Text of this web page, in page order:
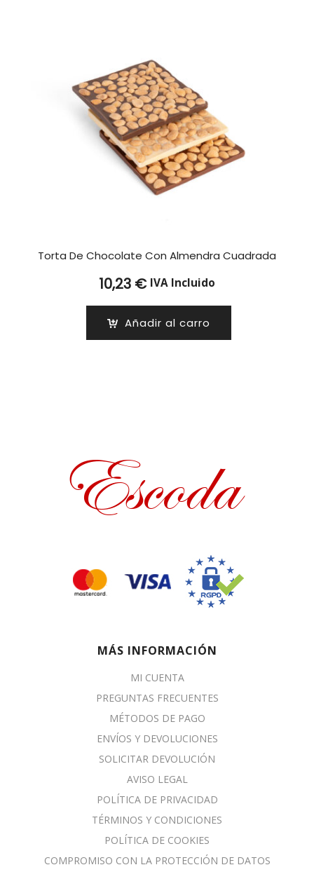
Torta De Chocolate Con Almendra Cuadrada
10,23 € IVA Incluido
Añadir al carro
MÁS INFORMACIÓN
MI CUENTA
PREGUNTAS FRECUENTES
MÉTODOS DE PAGO
ENVÍOS Y DEVOLUCIONES
SOLICITAR DEVOLUCIÓN
AVISO LEGAL
POLÍTICA DE PRIVACIDAD
TÉRMINOS Y CONDICIONES
POLÍTICA DE COOKIES
COMPROMISO CON LA PROTECCIÓN DE DATOS